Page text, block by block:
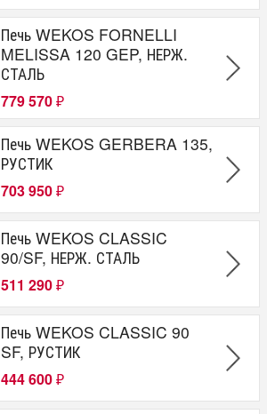
Печь WEKOS FORNELLI
MELISSA 120 GEP, НЕРЖ.
СТАЛЬ
779 570 ₽
Печь WEKOS GERBERA 135,
РУСТИК
703 950 ₽
Печь WEKOS CLASSIC
90/SF, НЕРЖ. СТАЛЬ
511 290 ₽
Печь WEKOS CLASSIC 90
SF, РУСТИК
444 600 ₽